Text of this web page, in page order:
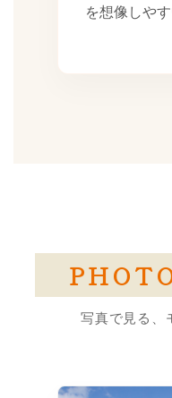
を想像しや
写真で見る、